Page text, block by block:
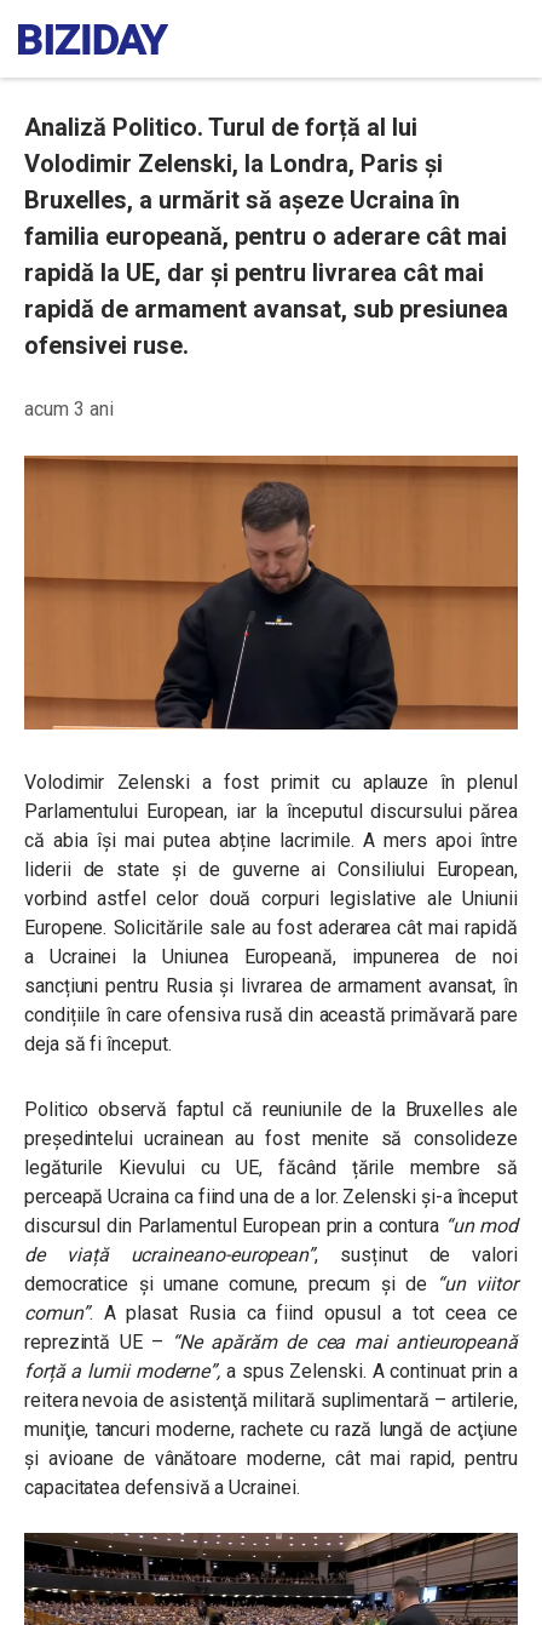
Analiză Politico. Turul de forță al lui
Volodimir Zelenski, la Londra, Paris și
Bruxelles, a urmărit să așeze Ucraina în
familia europeană, pentru o aderare cât mai
rapidă la UE, dar și pentru livrarea cât mai
rapidă de armament avansat, sub presiunea
ofensivei ruse.
acum 3 ani
Volodimir Zelenski a fost primit cu aplauze în plenul
Parlamentului European, iar la începutul discursului părea
că abia își mai putea abține lacrimile. A mers apoi între
liderii de state și de guverne ai Consiliului European,
vorbind astfel celor două corpuri legislative ale Uniunii
Europene. Solicitările sale au fost aderarea cât mai rapidă
a Ucrainei la Uniunea Europeană, impunerea de noi
sancțiuni pentru Rusia și livrarea de armament avansat, în
condițiile în care ofensiva rusă din această primăvară pare
deja să fi început.
Politico observă faptul că reuniunile de la Bruxelles ale
președintelui ucrainean au fost menite să consolideze
legăturile Kievului cu UE, făcând țările membre să
perceapă Ucraina ca fiind una de a lor. Zelenski şi-a început
discursul din Parlamentul European prin a contura “un mod
de viață ucraineano-european”, susținut de valori
democratice și umane comune, precum şi de “un viitor
comun”. A plasat Rusia ca fiind opusul a tot ceea ce
reprezintă UE – “Ne apărăm de cea mai antieuropeană
forță a lumii moderne”, a spus Zelenski. A continuat prin a
reitera nevoia de asistenţă militară suplimentară – artilerie,
muniţie, tancuri moderne, rachete cu rază lungă de acţiune
şi avioane de vânătoare moderne, cât mai rapid, pentru
capacitatea defensivă a Ucrainei.